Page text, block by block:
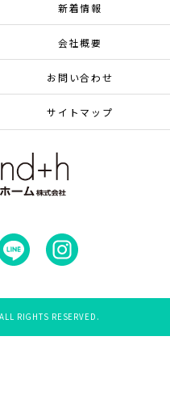
新着情報
会社概要
お問い合わせ
サイトマップ
RIGHTS RESERVED.